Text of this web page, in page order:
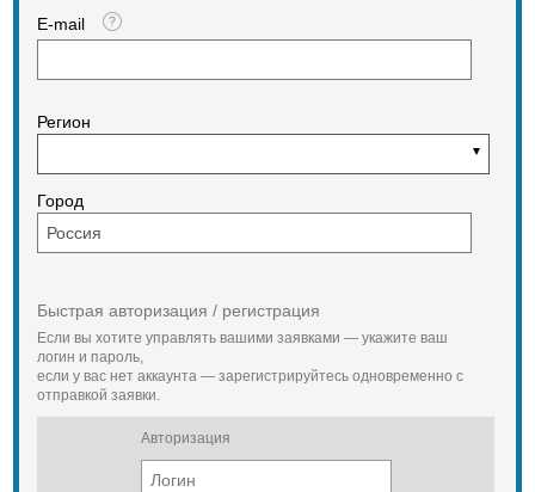
2×6СТ-132АМ
Кабина
Полноповоротное подрессоренное
Эргономичный пульт управления с
E-mail
Регион
Город
Быстрая авторизация / регистрация
Если вы хотите управлять вашими заявками — укажите ваш
логин и пароль,
если у вас нет аккаунта — зарегистрируйтесь одновременно с
отправкой заявки.
Авторизация